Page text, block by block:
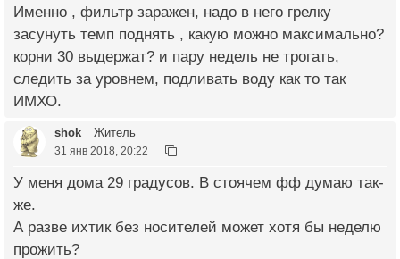
Именно , фильтр заражен, надо в него грелку
засунуть темп поднять , какую можно максимально?
корни 30 выдержат? и пару недель не трогать,
следить за уровнем, подливать воду как то так
ИМХО.
shok Житель
31 янв 2018, 20:22
У меня дома 29 градусов. В стоячем фф думаю так-
же.
А разве ихтик без носителей может хотя бы неделю
прожить?